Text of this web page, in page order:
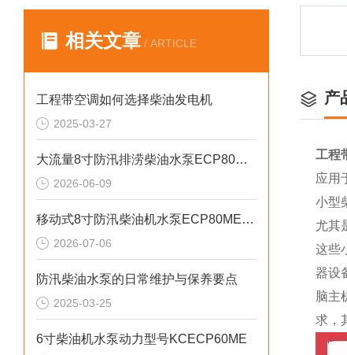
相关文章 / ARTICLE
工程带空调如何选择柴油发电机
2025-03-27
大流量8寸防汛排涝柴油水泵ECP80ME产品介绍
2026-06-09
移动式8寸防汛柴油机水泵ECP80ME产品介绍
2026-07-06
防汛柴油水泵的日常维护与保养要点
2025-03-25
6寸柴油机水泵动力型号KCECP60ME
产
工程
应用
小型
尤其
这些
器设
脑主
求，